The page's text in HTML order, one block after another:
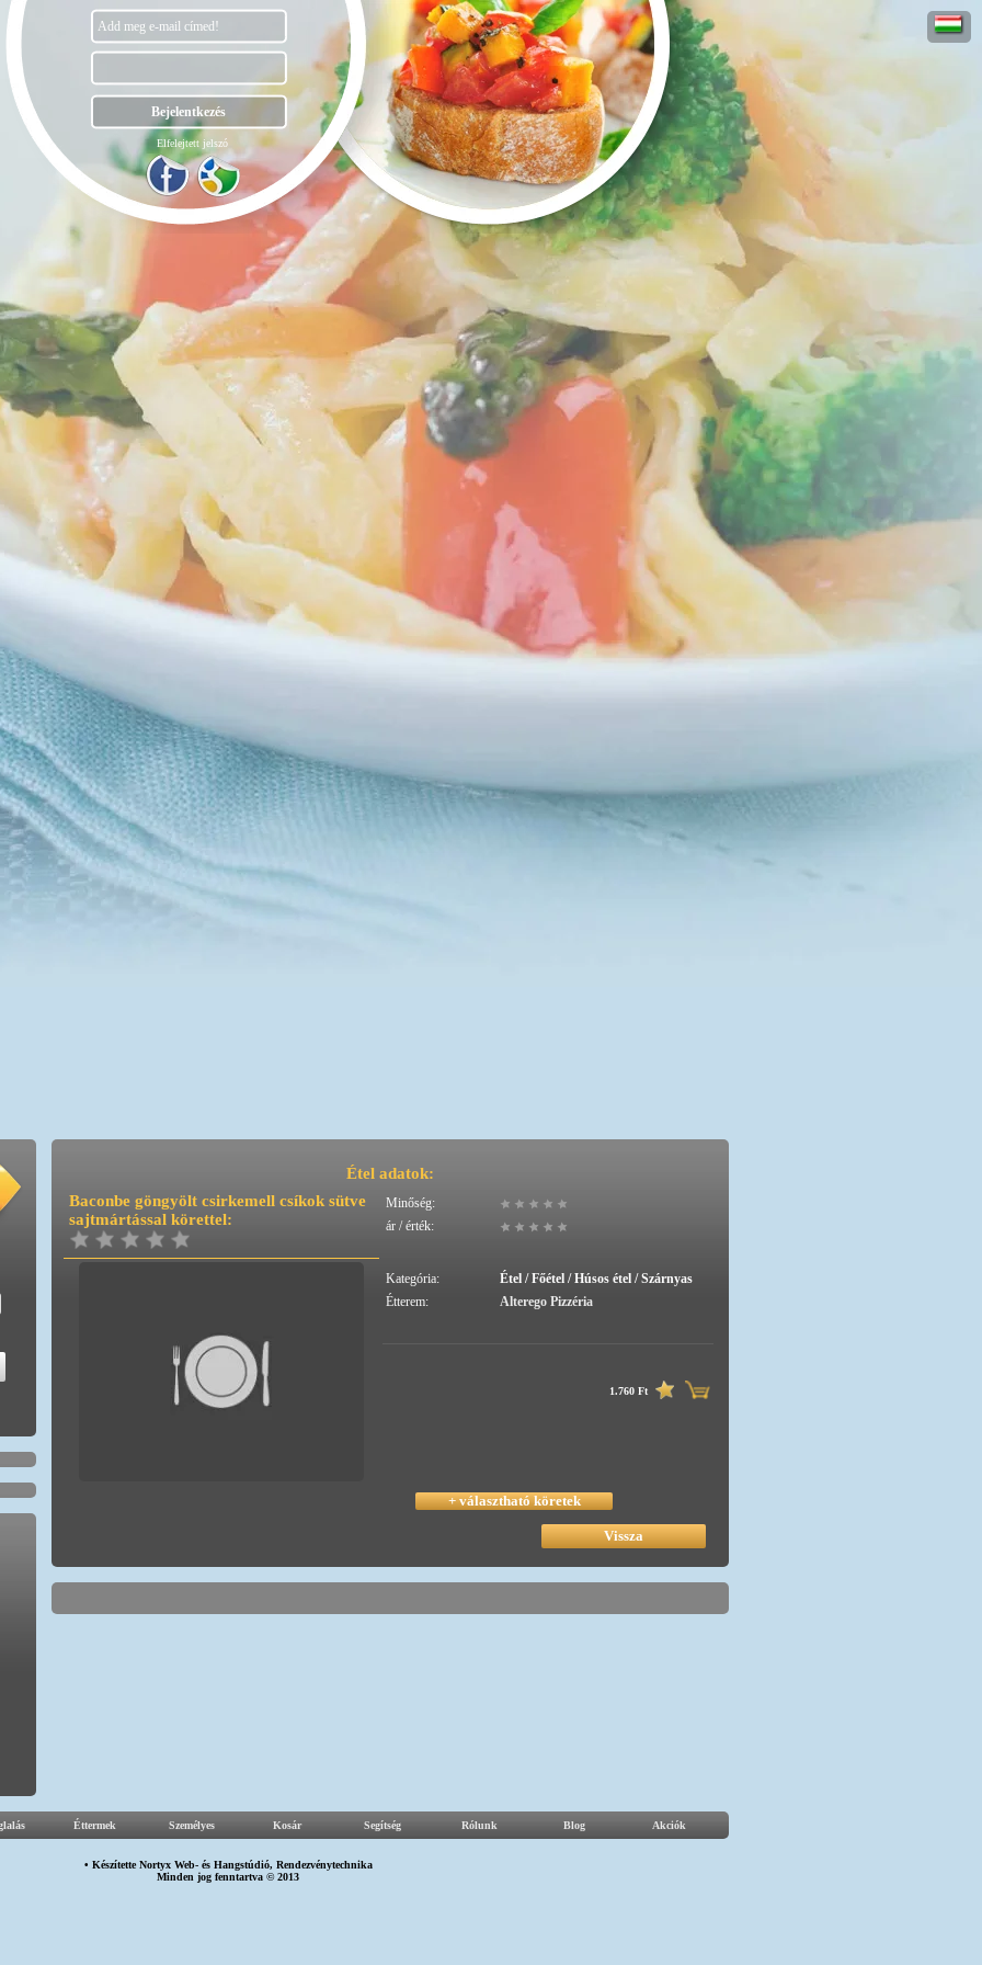
Elfelejtett jelszó
Étel adatok:
Baconbe göngyölt csirkemell csíkok sütve
sajtmártással körettel:
Minőség:
ár / érték:
Kategória:
Étel / Főétel / Húsos étel / Szárnyas
Étterem:
Alterego Pizzéria
1.760 Ft
+ választható köretek
Vissza
Éttermek Személyes Kosár Segítség Rólunk Blog Akciók
• KészítetteNortyx Web-és Hangstúdió, Rendezvénytechnika
Minden jog fenntartva © 2013